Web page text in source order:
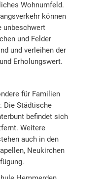
Wohnumfeld.
können
unbeschwert
und Felder
und verleihen der
Erholungswert.
für Familien
Die Städtische
befindet sich
Weitere
auch in den
Neukirchen